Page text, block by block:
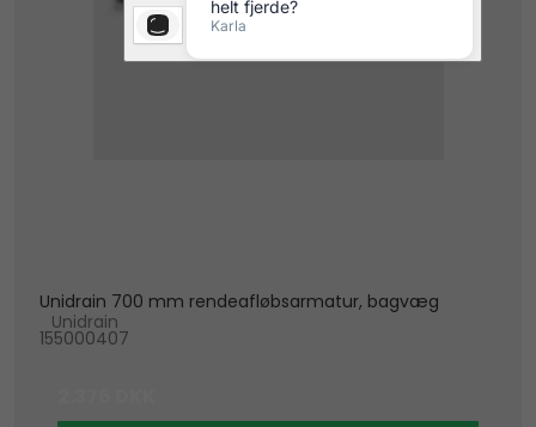
Unidrain 700 mm rendeafløbsarmatur, bagvæg
Unidrain
155000407